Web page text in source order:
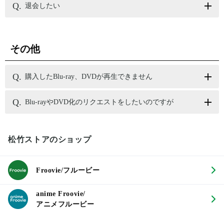
退会したい
その他
購入したBlu-ray、DVDが再生できません
Blu-rayやDVD化のリクエストをしたいのですが
松竹ストアのショップ
Froovie/フルービー
anime Froovie/
アニメフルービー